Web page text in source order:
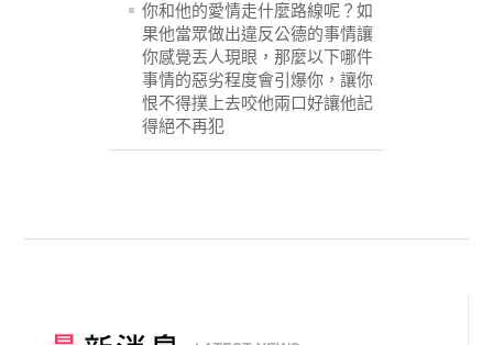
你和他的愛情走什麼路線呢？如
果他當眾做出違反公德的事情讓
你感覺丟人現眼，那麼以下哪件
事情的惡劣程度會引爆你，讓你
恨不得撲上去咬他兩口好讓他記
得絕不再犯